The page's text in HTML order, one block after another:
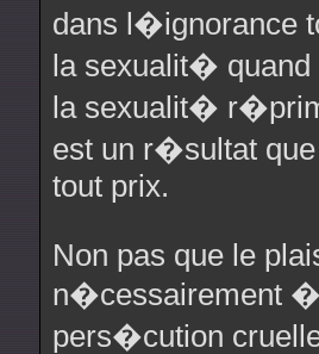
dans l�ignorance
la sexualit�
la sexualit�
est un r�sultat
tout prix.
Non pas que le
n�cessairement �
pers�cution